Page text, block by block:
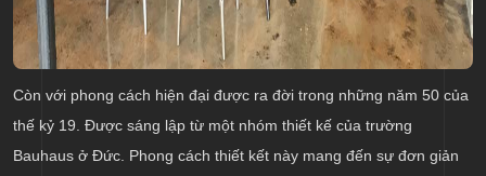
Còn với phong cách hiện đại được ra đời trong những năm 50 của
thế kỷ 19. Được sáng lập từ một nhóm thiết kế của trường
Bauhaus ở Đức. Phong cách thiết kết này mang đến sự đơn giản